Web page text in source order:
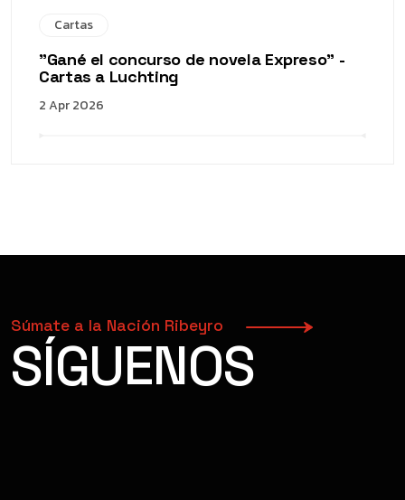
Cartas
"Gané el concurso de novela Expreso" -
Cartas a Luchting
2 Apr 2026
Súmate a la Nación Ribeyro
SÍGUENOS